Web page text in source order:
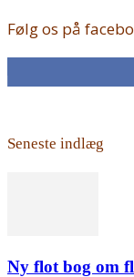
Følg os på
Seneste indlæg
Ny flot bog om